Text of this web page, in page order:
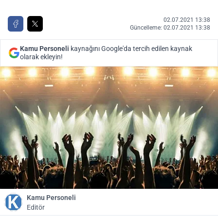
02.07.2021 13:38
Güncelleme: 02.07.2021 13:38
Kamu Personeli kaynağını Google'da tercih edilen kaynak
olarak ekleyin!
Kamu Personeli
Editör